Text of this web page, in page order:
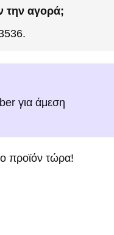
την αγορά;
για άμεση
προϊόν τώρα!